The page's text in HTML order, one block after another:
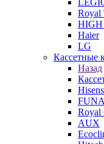
Royal
Haier
LG
Кассетные
Назад
Royal
AUX